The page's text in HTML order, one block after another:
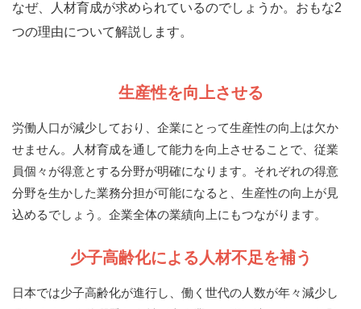
なぜ、人材育成が求められているのでしょうか。おもな2
つの理由について解説します。
生産性を向上させる
労働人口が減少しており、企業にとって生産性の向上は欠か
せません。人材育成を通して能力を向上させることで、従業
員個々が得意とする分野が明確になります。それぞれの得意
分野を生かした業務分担が可能になると、生産性の向上が見
込めるでしょう。企業全体の業績向上にもつながります。
少子高齢化による人材不足を補う
日本では少子高齢化が進行し、働く世代の人数が年々減少し